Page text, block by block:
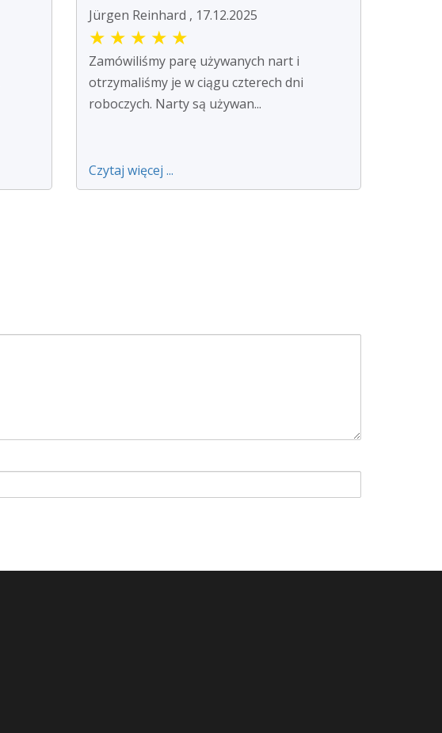
Jürgen Reinhard , 17.12.2025
★ ★ ★ ★ ★
Zamówiliśmy parę używanych nart i
otrzymaliśmy je w ciągu czterech dni
roboczych. Narty są używan...
Czytaj więcej ...